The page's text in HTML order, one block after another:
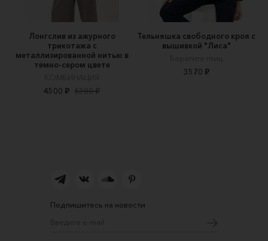
Лонгслив из ажурного
трикотажа с
металлизированной нитью в
темно-сером цвете
КОМБИНАЦИЯ
4500 ₽ 6300 ₽
Тельняшка свободного кроя с
вышивкой "Лиса"
Берегите птиц
3570 ₽
Подпишитесь на новости